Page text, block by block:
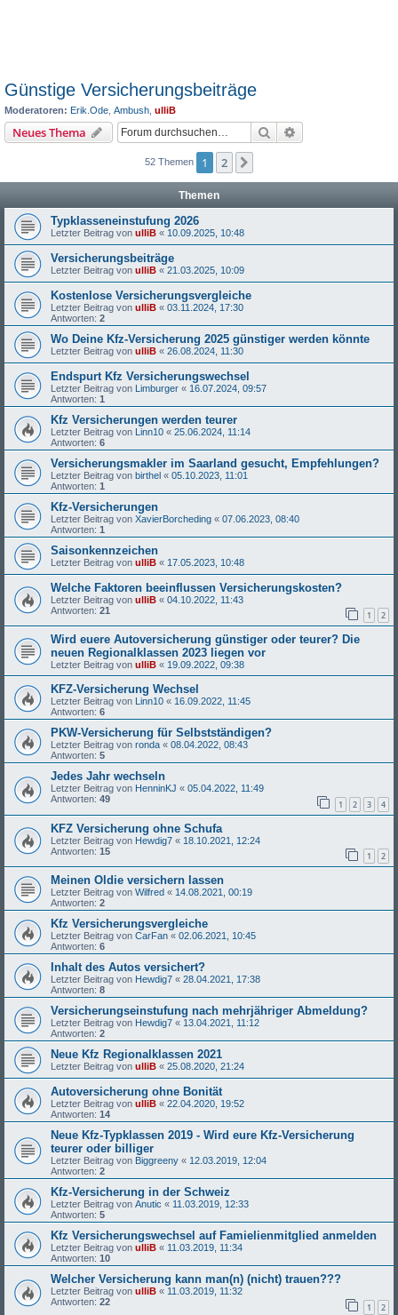
Günstige Versicherungsbeiträge
Moderatoren: Erik.Ode Ambush ulliB
Neues Thema Suche
52 Themen 1 2
Themen
Typklasseneinstufung 2026
Letzter Beitrag von ulliB « 10.09.2025, 10:48
Versicherungsbeiträge
Letzter Beitrag von ulliB « 21.03.2025, 10:09
Kostenlose Versicherungsvergleiche
Letzter Beitrag von ulliB « 03.11.2024, 17:30
Antworten: 2
Wo Deine Kfz-Versicherung 2025 günstiger werden könnte
Letzter Beitrag von ulliB « 26.08.2024, 11:30
Endspurt Kfz Versicherungswechsel
Letzter Beitrag von Limburger « 16.07.2024, 09:57
Antworten: 1
Kfz Versicherungen werden teurer
Letzter Beitrag von Linn10 « 25.06.2024, 11:14
Antworten: 6
Versicherungsmakler im Saarland gesucht, Empfehlungen?
Letzter Beitrag von birthel « 05.10.2023, 11:01
Antworten: 1
Kfz-Versicherungen
Letzter Beitrag von XavierBorcheding « 07.06.2023, 08:40
Antworten: 1
Saisonkennzeichen
Letzter Beitrag von ulliB « 17.05.2023, 10:48
Welche Faktoren beeinflussen Versicherungskosten?
Letzter Beitrag von ulliB « 04.10.2022, 11:43
Antworten: 21 1 2
Wird euere Autoversicherung günstiger oder teurer? Die
neuen Regionalklassen 2023 liegen vor
Letzter Beitrag von ulliB « 19.09.2022, 09:38
KFZ-Versicherung Wechsel
Letzter Beitrag von Linn10 « 16.09.2022, 11:45
Antworten: 6
PKW-Versicherung für Selbstständigen?
Letzter Beitrag von ronda « 08.04.2022, 08:43
Antworten: 5
Jedes Jahr wechseln
Letzter Beitrag von HenninKJ « 05.04.2022, 11:49
Antworten: 49 1 2 3 4
KFZ Versicherung ohne Schufa
Letzter Beitrag von Hewdig7 « 18.10.2021, 12:24
Antworten: 15 1 2
Meinen Oldie versichern lassen
Letzter Beitrag von Wilfred « 14.08.2021, 00:19
Antworten: 2
Kfz Versicherungsvergleiche
Letzter Beitrag von CarFan « 02.06.2021, 10:45
Antworten: 6
Inhalt des Autos versichert?
Letzter Beitrag von Hewdig7 « 28.04.2021, 17:38
Antworten: 8
Versicherungseinstufung nach mehrjähriger Abmeldung?
Letzter Beitrag von Hewdig7 « 13.04.2021, 11:12
Antworten: 2
Neue Kfz Regionalklassen 2021
Letzter Beitrag von ulliB « 25.08.2020, 21:24
Autoversicherung ohne Bonität
Letzter Beitrag von ulliB « 22.04.2020, 19:52
Antworten: 14
Neue Kfz-Typklassen 2019 - Wird eure Kfz-Versicherung
teurer oder billiger
Letzter Beitrag von Biggreeny « 12.03.2019, 12:04
Antworten: 2
Kfz-Versicherung in der Schweiz
Letzter Beitrag von Anutic « 11.03.2019, 12:33
Antworten: 5
Kfz Versicherungswechsel auf Famielienmitglied anmelden
Letzter Beitrag von ulliB « 11.03.2019, 11:34
Antworten: 10
Welcher Versicherung kann man(n) (nicht) trauen???
Letzter Beitrag von ulliB « 11.03.2019, 11:32
Antworten: 22 1 2